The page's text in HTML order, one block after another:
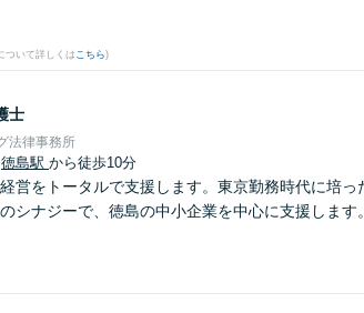
ついて詳しくはこちら)
士
法律事務所
徳島駅 から徒歩10分
営をトータルで支援します。東京勤務時代に培
シナジーで、徳島の中小企業を中心に支援します。